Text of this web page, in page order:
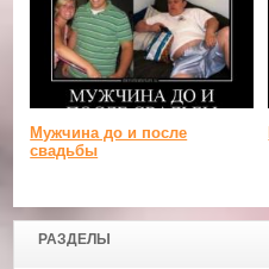
РАЗДЕЛЫ
Мужчина до и после
свадьбы